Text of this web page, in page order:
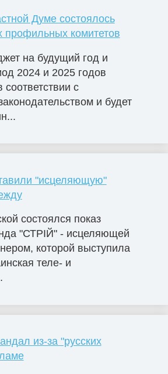
Думе состоялось
профильных комитетов
на будущий год и
2024 и 2025 годов
с
и будет
"исцеляющую"
состоялся показ
"СТРІЙ" - исцеляющей
которой выступила
теле- и
из-за "русских